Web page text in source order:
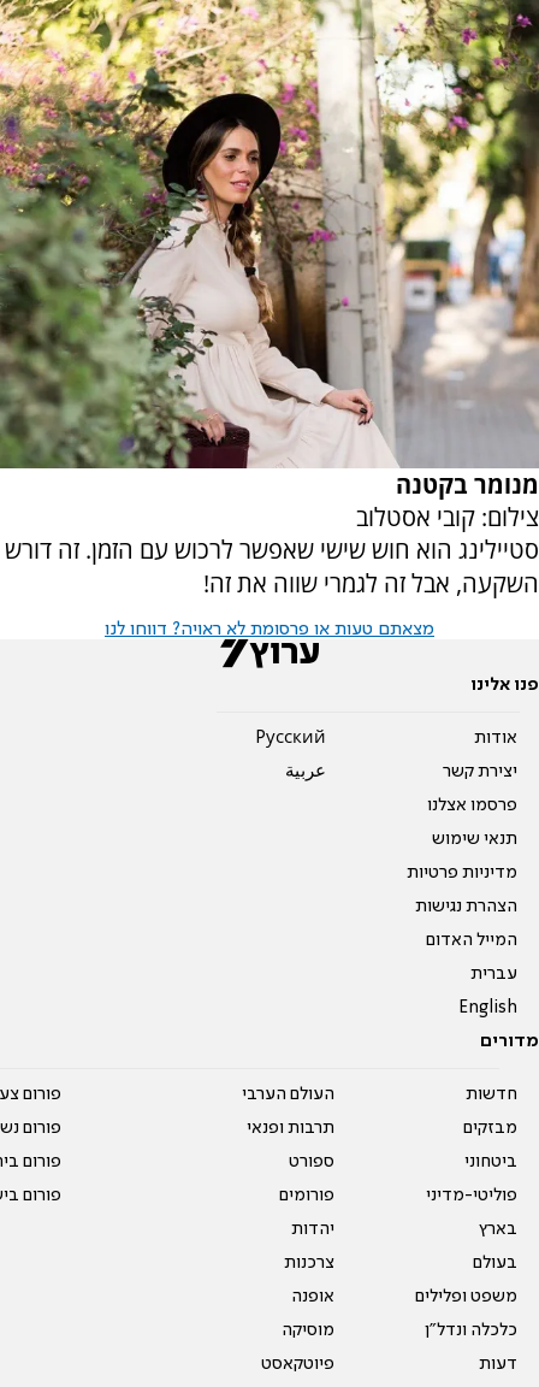
מנומר בקטנה
צילום: קובי אסטלוב
סטיילינג הוא חוש שישי שאפשר לרכוש עם הזמן. זה דורש
השקעה, אבל זה לגמרי שווה את זה!
מצאתם טעות או פרסומת לא ראויה? דווחו לנו
פנו אלינו
אודות
יצירת קשר
פרסמו אצלנו
תנאי שימוש
מדיניות פרטיות
הצהרת נגישות
המייל האדום
עברית
English
Pусский
عربية
מדורים
חדשות
מבזקים
ביטחוני
פוליטי-מדיני
בארץ
בעולם
משפט ופלילים
כלכלה ונדל"ן
דעות
העולם הערבי
תרבות ופנאי
ספורט
פורומים
יהדות
צרכנות
אופנה
מוסיקה
פיוטקאסט
פורום
פורום
פורום
פורום